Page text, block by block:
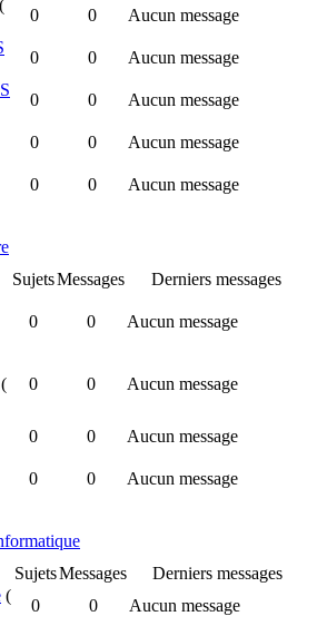
(
0 0
Aucun message
0 0
Aucun message
0 0
Aucun message
0 0
Aucun message
0 0 Aucun message
SujetsMessages
Derniers messages
0 0 Aucun message
(
0 0 Aucun message
0 0
Aucun message
0 0 Aucun message
SujetsMessages
Derniers messages
(
0 0
Aucun message